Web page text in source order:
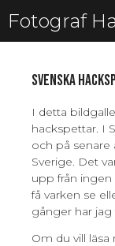
Fotograf
Svenska
I detta
hackspettar. I
och på senare
Sverige. Det
upp från ingen
få varken se
gånger har jag
Om du vill